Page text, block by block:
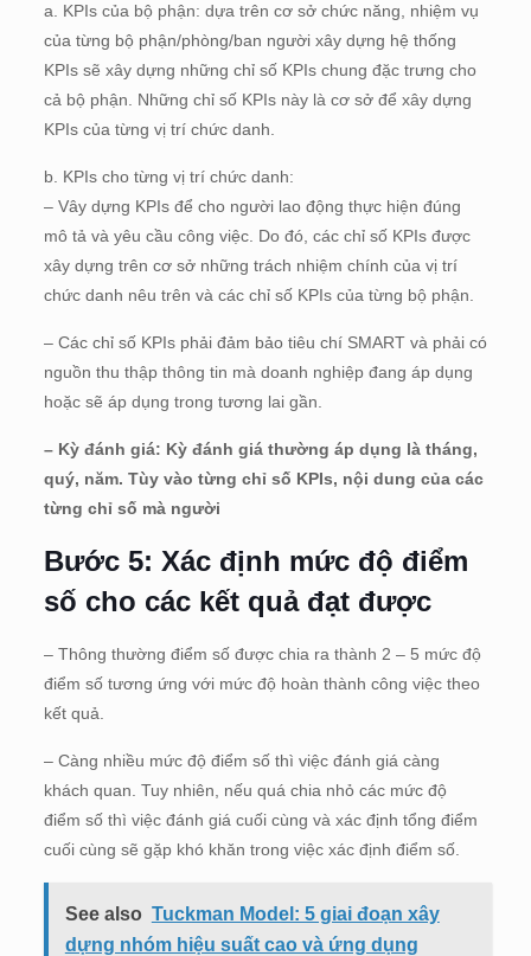
a. KPIs của bộ phận: dựa trên cơ sở chức năng, nhiệm vụ
của từng bộ phận/phòng/ban người xây dựng hệ thống
KPIs sẽ xây dựng những chỉ số KPIs chung đặc trưng cho
cả bộ phận. Những chỉ số KPIs này là cơ sở để xây dựng
KPIs của từng vị trí chức danh.
b. KPIs cho từng vị trí chức danh:
– Vây dựng KPIs để cho người lao động thực hiện đúng
mô tả và yêu cầu công việc. Do đó, các chỉ số KPIs được
xây dựng trên cơ sở những trách nhiệm chính của vị trí
chức danh nêu trên và các chỉ số KPIs của từng bộ phận.
– Các chỉ số KPIs phải đảm bảo tiêu chí SMART và phải có
nguồn thu thập thông tin mà doanh nghiệp đang áp dụng
hoặc sẽ áp dụng trong tương lai gần.
– Kỳ đánh giá: Kỳ đánh giá thường áp dụng là tháng,
quý, năm. Tùy vào từng chỉ số KPIs, nội dung của các
từng chỉ số mà người
Bước 5: Xác định mức độ điểm
số cho các kết quả đạt được
– Thông thường điểm số được chia ra thành 2 – 5 mức độ
điểm số tương ứng với mức độ hoàn thành công việc theo
kết quả.
– Càng nhiều mức độ điểm số thì việc đánh giá càng
khách quan. Tuy nhiên, nếu quá chia nhỏ các mức độ
điểm số thì việc đánh giá cuối cùng và xác định tổng điểm
cuối cùng sẽ gặp khó khăn trong việc xác định điểm số.
See also Tuckman Model: 5 giai đoạn xây
dựng nhóm hiệu suất cao và ứng dụng